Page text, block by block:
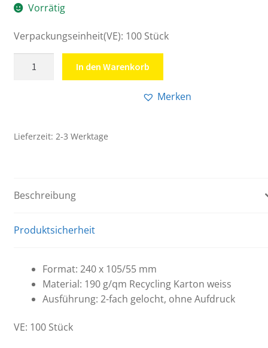
2,95 €0,99 €.
Vorrätig
Verpackungseinheit(VE): 100 Stück
In den Warenkorb
Merken
Lieferzeit: 2-3 Werktage
Beschreibung
Produktsicherheit
Format: 240 x 105/55 mm
Material: 190 g/qm Recycling Karton weiss
Ausführung: 2-fach gelocht, ohne Aufdruck
VE: 100 Stück